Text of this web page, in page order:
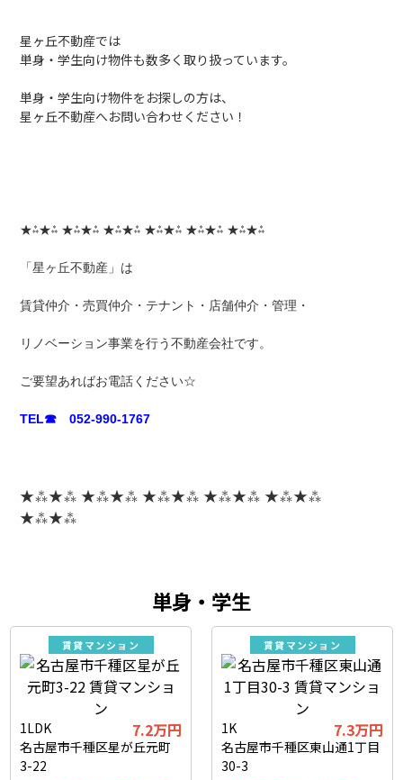
星ヶ丘不動産では
単身・学生向け物件も数多く取り扱っています。
単身・学生向け物件をお探しの方は、
星ヶ丘不動産へお問い合わせください！
★⁂★⁂ ★⁂★⁂ ★⁂★⁂ ★⁂★⁂ ★⁂★⁂ ★⁂★⁂
「星ヶ丘不動産」は
賃貸仲介・売買仲介・テナント・店舗仲介・管理・
リノベーション事業を行う不動産会社です。
ご要望あればお電話ください☆
TEL☎ 052-990-1767
★⁂★⁂ ★⁂★⁂ ★⁂★⁂ ★⁂★⁂ ★⁂★⁂
★⁂★⁂
単身・学生
賃貸マンション
1LDK 7.2万円
名古屋市千種区星が丘元町
3-22
賃貸マンション
1K 7.3万円
名古屋市千種区東山通1丁目
30-3